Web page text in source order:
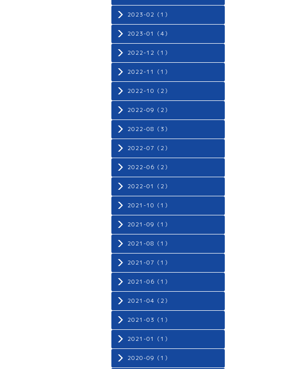
2023-02（1）
2023-01（4）
2022-12（1）
2022-11（1）
2022-10（2）
2022-09（2）
2022-08（3）
2022-07（2）
2022-06（2）
2022-01（2）
2021-10（1）
2021-09（1）
2021-08（1）
2021-07（1）
2021-06（1）
2021-04（2）
2021-03（1）
2021-01（1）
2020-09（1）